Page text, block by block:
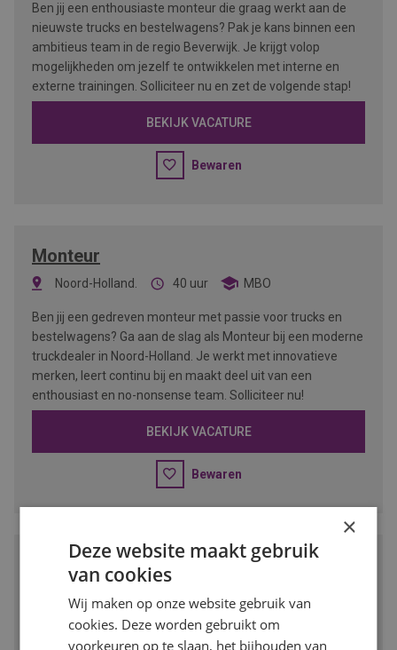
Ben jij een enthousiaste monteur die graag werkt aan de
nieuwste trucks en bestelwagens? Pak je kans binnen een
ambitieus team in de regio Beverwijk. Je krijgt volop
mogelijkheden om jezelf te ontwikkelen met interne en
externe trainingen. Solliciteer nu en zet de volgende stap!
BEKIJK VACATURE
Bewaren
Monteur
Noord-Holland. 40 uur MBO
Ben jij een gedreven monteur met passie voor trucks en
bestelwagens? Ga aan de slag als Monteur bij een moderne
truckdealer in Noord-Holland. Je werkt met innovatieve
merken, leert continu bij en maakt deel uit van een
enthousiast en no-nonsense team. Solliciteer nu!
BEKIJK VACATURE
Bewaren
Vestigingsmanager Groothandel
Wil jij leidinggeven aan een vestiging binnen de dynamische
bouw- en verfindustrie? Als vestigingsmanager ben je
×
Deze website maakt gebruik
van cookies
Wij maken op onze website gebruik van
cookies. Deze worden gebruikt om
voorkeuren op te slaan, het bijhouden van